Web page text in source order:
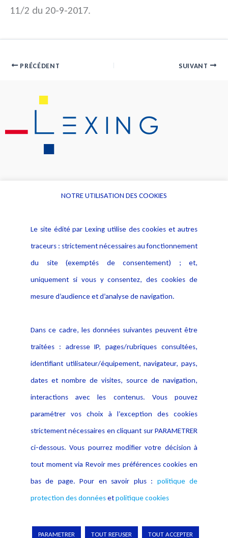
11/2 du 20-9-2017.
PRÉCÉDENT SUIVANT
Alerte professionnelle
Déclaration d'accessibilité
Notice Légale
Politique de protection des
données
Publications
Copyright © 2026 Lexing
NOTRE UTILISATION DES COOKIES
Le site édité par Lexing utilise des cookies et autres
traceurs : strictement nécessaires au fonctionnement
du site (exemptés de consentement) ; et,
uniquement si vous y consentez, des cookies de
mesure d’audience et d’analyse de navigation.
Dans ce cadre, les données suivantes peuvent être
traitées : adresse IP, pages/rubriques consultées,
identifiant utilisateur/équipement, navigateur, pays,
dates et nombre de visites, source de navigation,
interactions avec les contenus. Vous pouvez
paramétrer vos choix à l’exception des cookies
strictement nécessaires en cliquant sur PARAMETRER
ci-dessous. Vous pourrez modifier votre décision à
tout moment via Revoir mes préférences cookies en
bas de page. Pour en savoir plus : politique de
protection des donnéesetpolitique cookies
PARAMETRER TOUT REFUSER TOUT ACCEPTER